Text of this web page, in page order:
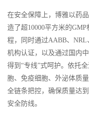
在安全保障上，博雅以药
造了超10000平方米的
程，同时通过AABB、NRL
机构认证，以及通过国内
得到“专线”式呵护。依托
胞、免疫细胞、外泌体质
全链条把控，确保质量达
安全防线。